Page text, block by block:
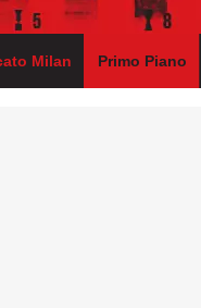
Milan Primo Piano